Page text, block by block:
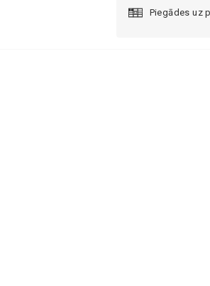
Piegādes uz